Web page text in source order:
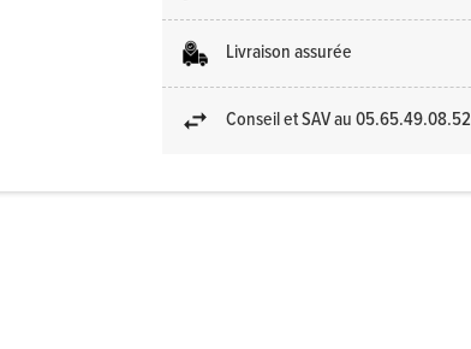
Livraison assurée
Conseil et SAV au 05.65.49.08.52